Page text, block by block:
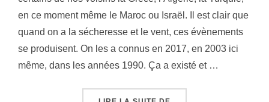
en ce moment même le Maroc ou Israël. Il est clair que
quand on a la sécheresse et le vent, ces évènements
se produisent. On les a connus en 2017, en 2003 ici
même, dans les années 1990. Ça a existé et …